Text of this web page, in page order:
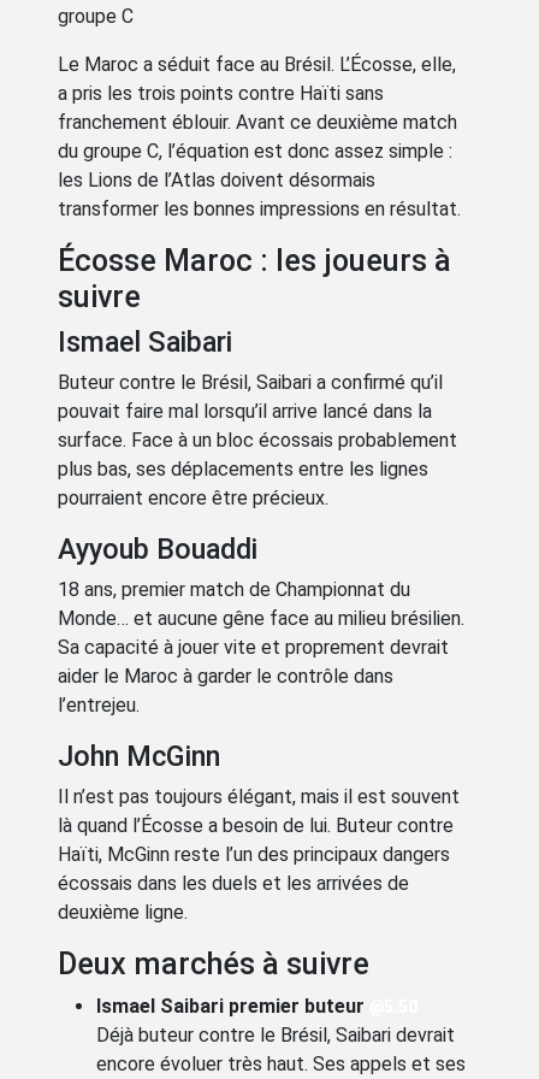
groupe C
Le Maroc a séduit face au Brésil. L’Écosse, elle,
a pris les trois points contre Haïti sans
franchement éblouir. Avant ce deuxième match
du groupe C, l’équation est donc assez simple :
les Lions de l’Atlas doivent désormais
transformer les bonnes impressions en résultat.
Écosse Maroc : les joueurs à
suivre
Ismael Saibari
Buteur contre le Brésil, Saibari a confirmé qu’il
pouvait faire mal lorsqu’il arrive lancé dans la
surface. Face à un bloc écossais probablement
plus bas, ses déplacements entre les lignes
pourraient encore être précieux.
Ayyoub Bouaddi
18 ans, premier match de Championnat du
Monde… et aucune gêne face au milieu brésilien.
Sa capacité à jouer vite et proprement devrait
aider le Maroc à garder le contrôle dans
l’entrejeu.
John McGinn
Il n’est pas toujours élégant, mais il est souvent
là quand l’Écosse a besoin de lui. Buteur contre
Haïti, McGinn reste l’un des principaux dangers
écossais dans les duels et les arrivées de
deuxième ligne.
Deux marchés à suivre
Ismael Saibari premier buteur
Déjà buteur contre le Brésil, Saibari devrait
encore évoluer très haut. Ses appels et ses